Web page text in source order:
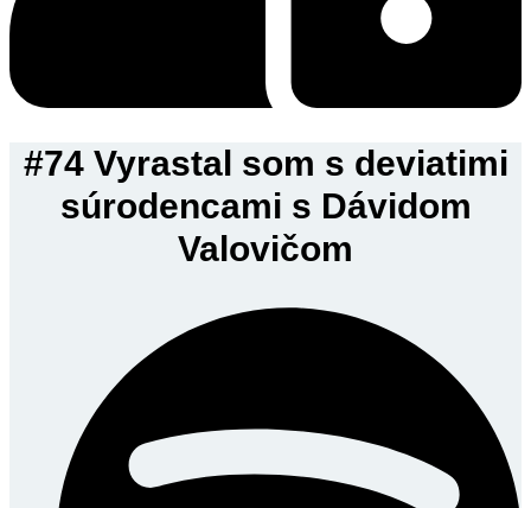
#74 Vyrastal som s deviatimi
súrodencami s Dávidom
Valovičom